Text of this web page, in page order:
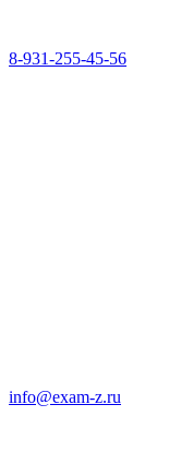
8-931-255-45-56
info@exam-z.ru